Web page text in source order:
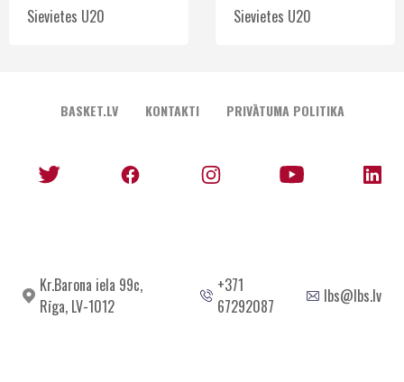
Sievietes U20 Sievietes U20
BASKET.LV KONTAKTI PRIVĀTUMA POLITIKA
Kr.Barona iela 99c,
Rīga, LV-1012
+371
67292087
lbs@lbs.lv